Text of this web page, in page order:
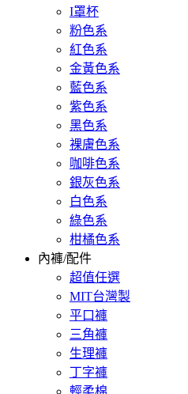
I罩杯
粉色系
紅色系
金黃色系
藍色系
紫色系
黑色系
裸膚色系
咖啡色系
銀灰色系
白色系
綠色系
柑橘色系
內褲/配件
超值任選
MIT台灣製
平口褲
三角褲
生理褲
丁字褲
輕柔棉